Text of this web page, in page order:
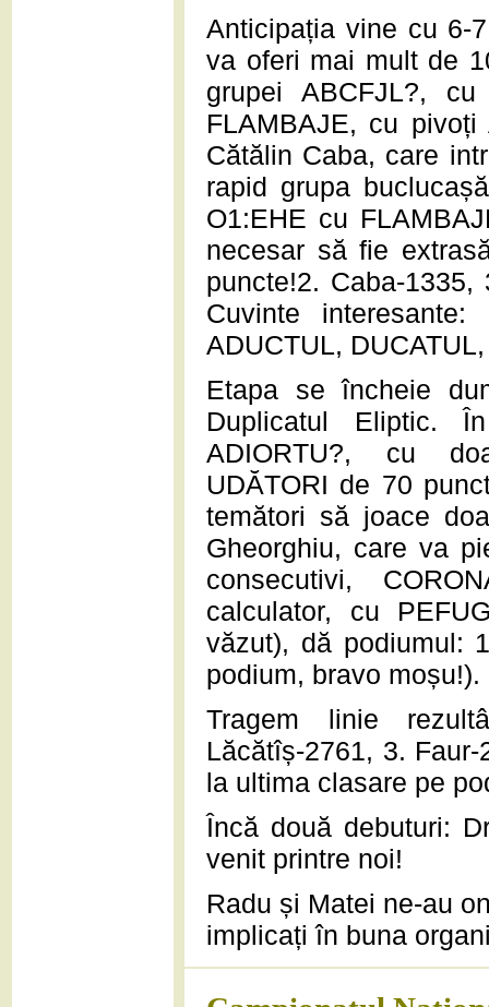
Anticipația vine cu 6-
va oferi mai mult de
grupei ABCFJL?,
FLAMBAJE, cu
Cătălin Caba, care
rapid grupa
O1:EHE cu
necesar să fie
puncte!2. Caba-
Cuvinte
ADUCTUL,
Etapa se încheie
Duplicatul Eliptic.
ADIORTU?, cu
UDĂTORI de 70
temători să joace
Gheorghiu, care va
consecutivi,
calculator, cu
văzut), dă podiumul:
podium, bravo moșu!).
Tragem linie
Lăcătîș-2761, 3.
la ultima clasare pe
Încă două debuturi:
venit printre noi!
Radu și Matei ne-au
implicați în buna